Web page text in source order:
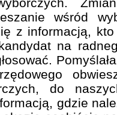
wśród
z informacją,
na
do
gdzie